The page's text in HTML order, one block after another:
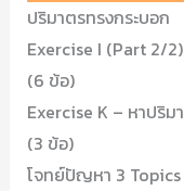
ปริมาตรทรงกระบอก
Exercise I (Part 2/
(6 ข้อ)
Exercise K – หาปริ
(3 ข้อ)
โจทย์ปัญหา 3 Topics